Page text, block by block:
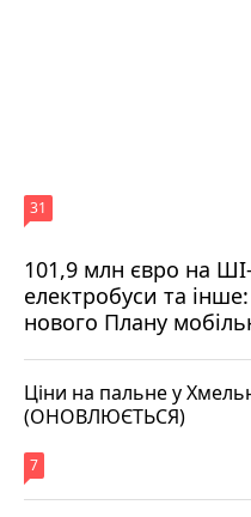
101,9 млн євро на
електробуси та
нового Плану
31
Ціни на пальне у
(ОНОВЛЮЄТЬСЯ)
7